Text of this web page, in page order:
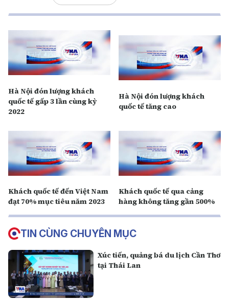
Hà Nội đón lượng khách
quốc tế gấp 3 lần cùng kỳ
2022
Hà Nội đón lượng khách
quốc tế tăng cao
Khách quốc tế đến Việt Nam
đạt 70% mục tiêu năm 2023
Khách quốc tế qua cảng
hàng không tăng gần 500%
TIN CÙNG CHUYÊN MỤC
Xúc tiến, quảng bá du lịch Cần Thơ
tại Thái Lan